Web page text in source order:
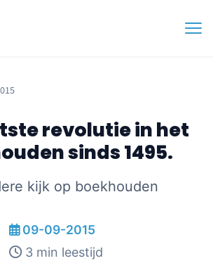
revolutie in het
sinds 1495.
kijk op boekhouden
09-09-2015
3 min leestijd